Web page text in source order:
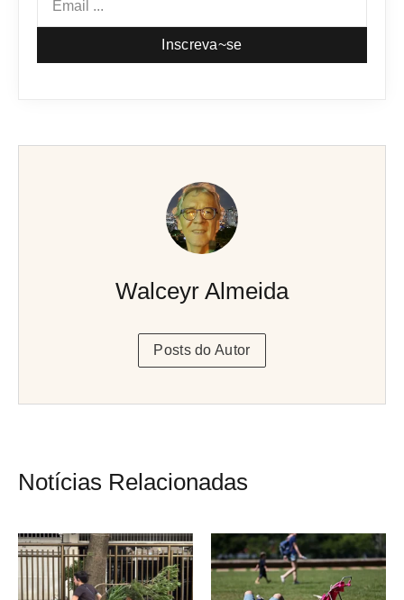
Inscreva~se
Walceyr Almeida
Posts do Autor
Notícias Relacionadas